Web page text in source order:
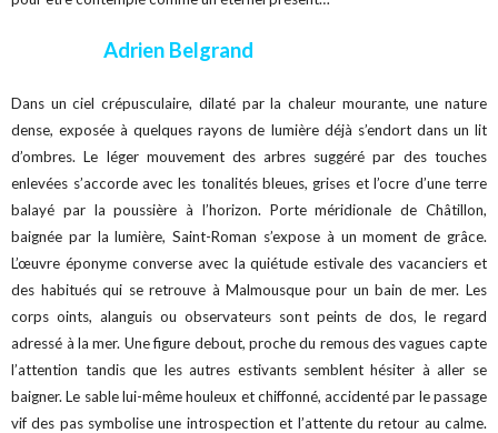
Adrien Belgrand
Dans un ciel crépusculaire, dilaté par la chaleur mourante, une nature
dense, exposée à quelques rayons de lumière déjà s’endort dans un lit
d’ombres. Le léger mouvement des arbres suggéré par des touches
enlevées s’accorde avec les tonalités bleues, grises et l’ocre d’une terre
balayé par la poussière à l’horizon. Porte méridionale de Châtillon,
baignée par la lumière, Saint-Roman s’expose à un moment de grâce.
L’œuvre éponyme converse avec la quiétude estivale des vacanciers et
des habitués qui se retrouve à Malmousque pour un bain de mer. Les
corps oints, alanguis ou observateurs sont peints de dos, le regard
adressé à la mer. Une figure debout, proche du remous des vagues capte
l’attention tandis que les autres estivants semblent hésiter à aller se
baigner. Le sable lui-même houleux et chiffonné, accidenté par le passage
vif des pas symbolise une introspection et l’attente du retour au calme.